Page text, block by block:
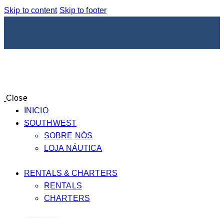
Skip to content Skip to footer
Close
INICIO
SOUTHWEST
SOBRE NÓS
LOJA NÁUTICA
RENTALS & CHARTERS
RENTALS
CHARTERS